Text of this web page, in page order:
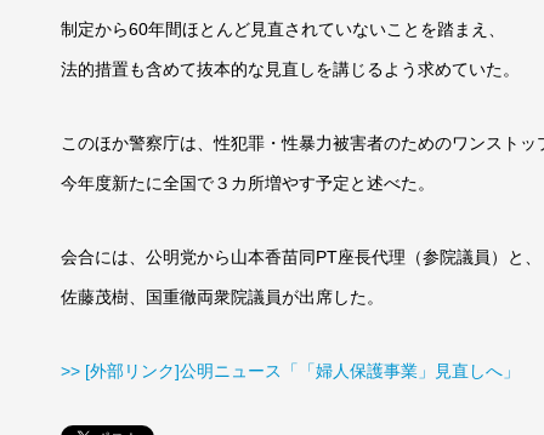
制定から60年間ほとんど見直されていないことを踏まえ、
法的措置も含めて抜本的な見直しを講じるよう求めていた。
このほか警察庁は、性犯罪・性暴力被害者のためのワンストッ
今年度新たに全国で３カ所増やす予定と述べた。
会合には、公明党から山本香苗同PT座長代理（参院議員）と、
佐藤茂樹、国重徹両衆院議員が出席した。
>> [外部リンク]公明ニュース「「婦人保護事業」見直しへ」